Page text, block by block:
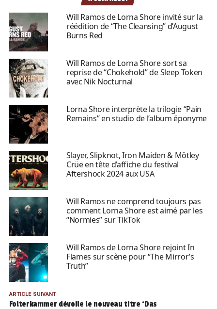
Will Ramos de Lorna Shore invité sur la
réédition de “The Cleansing” d’August
Burns Red
Will Ramos de Lorna Shore sort sa
reprise de “Chokehold” de Sleep Token
avec Nik Nocturnal
Lorna Shore interprète la trilogie “Pain
Remains” en studio de l’album éponyme
Slayer, Slipknot, Iron Maiden & Mötley
Crüe en tête d’affiche du festival
Aftershock 2024 aux USA
Will Ramos ne comprend toujours pas
comment Lorna Shore est aimé par les
“Normies” sur TikTok
Will Ramos de Lorna Shore rejoint In
Flames sur scène pour “The Mirror’s
Truth”
ARTICLE SUIVANT
Folterkammer dévoile le nouveau titre ‘Das